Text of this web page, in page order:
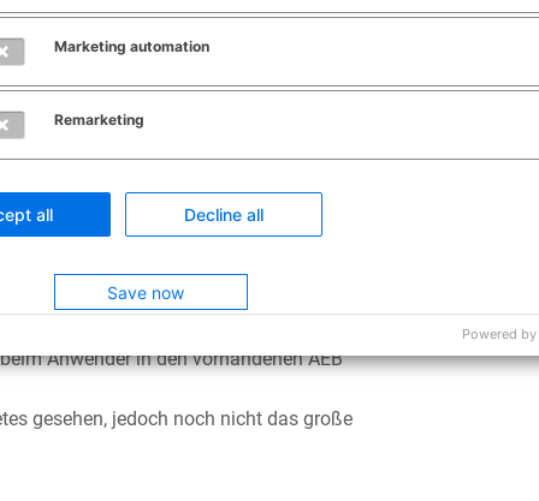
Sortieren nach
Anwender in den vorhandenen AEB
gesehen, jedoch noch nicht das große
Marketing automation
Remarketing
all Decline all
Save now
Powered by